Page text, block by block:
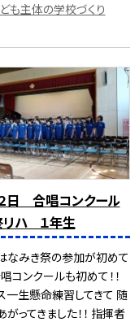
も主体の学校づくり
日 合唱コンクール
リハ １年生
なみき祭の参加が初めて
唱コンクールも初めて！！
一生懸命練習してきて 随
がってきました！！ 指揮者